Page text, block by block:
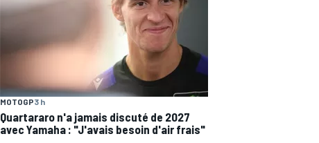
MOTOGP3 h
Quartararo n'a jamais discuté de 2027
avec Yamaha : "J'avais besoin d'air frais"